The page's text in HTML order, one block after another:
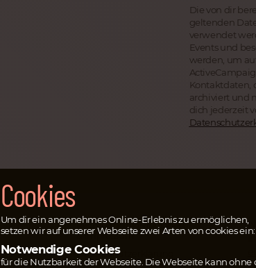
Die von dir
geltenden
verwendet
Events und
werden, um
Kontaktdaten,
archiviert und
dich jederzeit
Rechtliche Informationen
& Impressum
Datenschutz­erklärung
Cookies
Um dir ein angenehmes Online-Erlebnis zu ermöglichen,
setzen wir auf unserer Webseite zwei Arten von cookies ein:
Notwendige Cookies
für die Nutzbarkeit der Webseite. Die Webseite kann ohne